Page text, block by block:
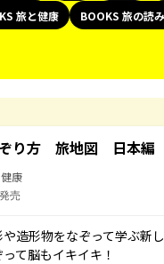
旅と健康 BOOKS 旅の読
り方 旅地図 日本編
康
売
や造形物をなぞって学ぶ新
て脳もイキイキ！